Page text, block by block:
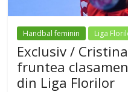
Handbal feminin Liga
Exclusiv /
fruntea
din Liga Florilor